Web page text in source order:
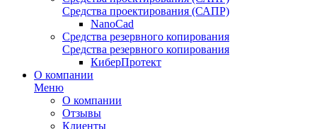
Средства проектирования (САПР)
NanoCad
Средства резервного копирования
Средства резервного копирования
КиберПротект
О компании
Меню
О компании
Отзывы
Клиенты